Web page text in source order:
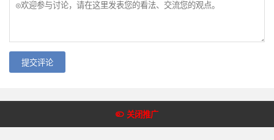
关闭推广
提交评论
Copyright @2018-2022 皇冠体育网 版权所有